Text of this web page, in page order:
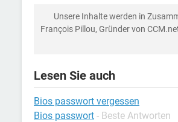
Unsere Inhalte werden in
François Pillou, Gründer von
Lesen Sie auch
Bios passwort vergessen
Bios passwort - Beste Antworten